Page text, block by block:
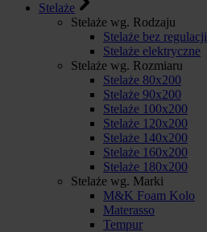
Stelaże
Stelaże wg. Rodzaju
Stelaże bez regulacji
Stelaże elektryczne
Stelaże wg. Rozmiaru
Stelaże 80x200
Stelaże 90x200
Stelaże 100x200
Stelaże 120x200
Stelaże 140x200
Stelaże 160x200
Stelaże 180x200
Stelaże wg. Marki
M&K Foam Kolo
Materasso
Tempur